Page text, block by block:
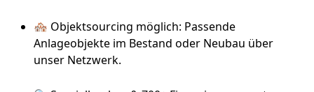
🏘️ Objektsourcing möglich: Passende
Anlageobjekte im Bestand oder Neubau über
unser Netzwerk.